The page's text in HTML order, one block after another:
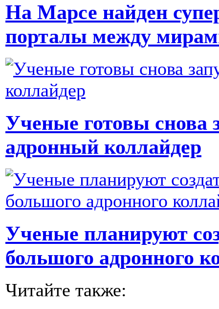
На Марсе найден
порталы между
Ученые готовы снова
адронный коллайдер
Ученые планируют
большого адронного
Читайте также: